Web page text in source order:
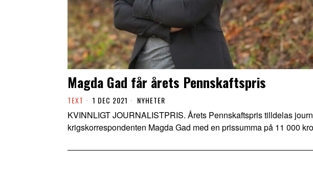
Magda Gad får årets Pennskaftspris
TEXT 1 DEC 2021 NYHETER
KVINNLIGT JOURNALISTPRIS. Årets Pennskaftspris tilldelas
krigskorrespondenten Magda Gad med en prissumma på 11 000